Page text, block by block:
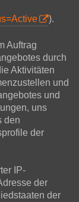
).
Auftrag
durch
Aktivitäten
und
und
uns
den
der
IP-
der
der